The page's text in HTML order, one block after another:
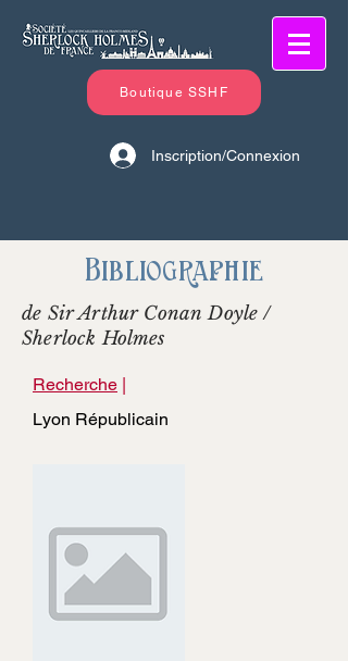
Boutique SSHF
Inscription/Connexion
Bibliographie
de Sir Arthur Conan Doyle /
Sherlock Holmes
Recherche |
Lyon Républicain